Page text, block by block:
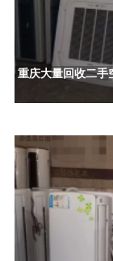
重庆大量回收二手